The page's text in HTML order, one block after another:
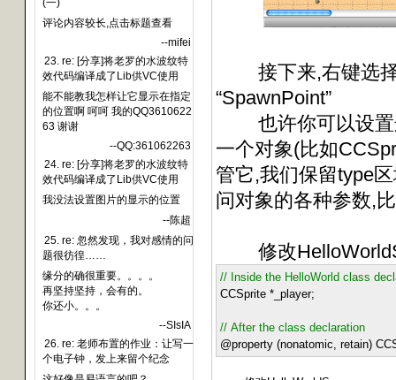
(一)
评论内容较长,点击标题查看
--mifei
23. re: [分享]将老罗的水波纹特
效代码编译成了Lib供VC使用
能不能教我怎样让它显示在指定
的位置啊 呵呵 我的QQ3610622
63 谢谢
--QQ:361062263
24. re: [分享]将老罗的水波纹特
效代码编译成了Lib供VC使用
我没法设置图片的显示的位置
--陈超
25. re: 忽然发现，我对感情的问
题很彷徨……
缘分的确很重要。。。。
再坚持坚持，会有的。
你还小。。。
--SIsIA
26. re: 老师布置的作业：让写一
个电子钟，发上来留个纪念
接下来,右键选择
“SpawnPoint”
也许你可以设置
一个对象(比如
管它,我们保留type
问对象的各种参数,
修改
// Inside the HelloWorld class
CCSprite * _player;
// After the class declaration
@property (nonatomic, retain)